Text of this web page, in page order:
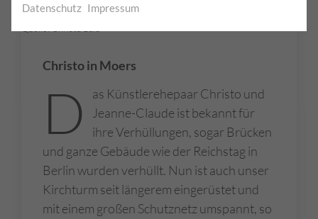
Christo in Moers
D
as Künstlerehepaar Christo und
Jeanne-Claude ist bekannt für
ihre Verhüllungen, sogar Brücken
und ganze Gebäude wie der Reichstag in
Berlin wurden verhüllt. Nun ist auch unser
Kirchturm seit längerem eingerüstet und
mit einem großen Schutznetz umspannt, so
Datenschutz Impressum